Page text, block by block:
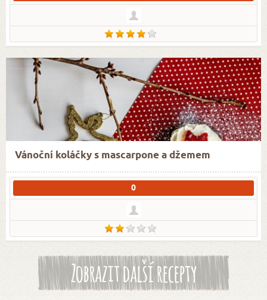
Vánoční koláčky s mascarpone a džemem
0
Zobrazit další recepty